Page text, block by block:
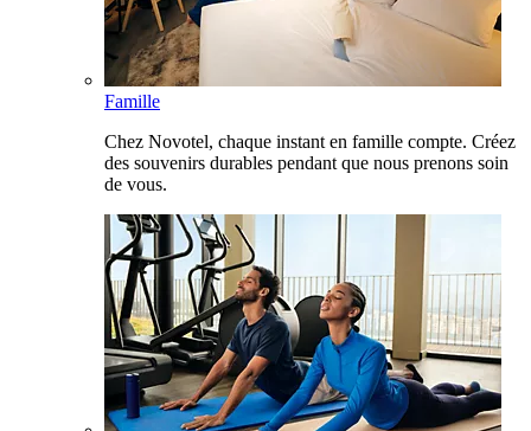
Famille
Chez Novotel, chaque instant en famille compte. Créez
des souvenirs durables pendant que nous prenons soin
de vous.